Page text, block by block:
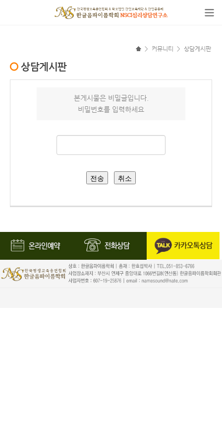
> 커뮤니티 > 상담게시판
상담게시판
본게시물은 비밀글입니다.
비밀번호를 입력하세요